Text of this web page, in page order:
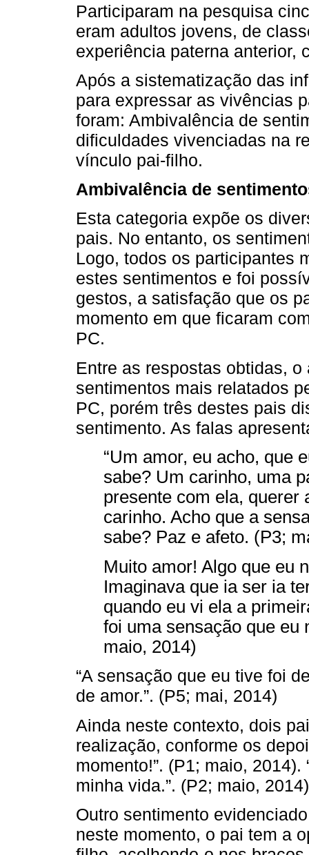
Participaram na pesquisa
eram adultos jovens, de
experiência paterna anterior,
Após a sistematização das
para expressar as vivências
foram: Ambivalência de
dificuldades vivenciadas na
vínculo pai-filho.
Ambivalência de
Esta categoria expõe os
pais. No entanto, os
Logo, todos os participantes
estes sentimentos e foi
gestos, a satisfação que os
momento em que ficaram
PC.
Entre as respostas obtidas,
sentimentos mais relatados
PC, porém três destes pais
sentimento. As falas
“Um amor, eu acho, que
sabe? Um carinho, uma
presente com ela, querer
carinho. Acho que a
sabe? Paz e afeto. (P3;
Muito amor! Algo que eu
Imaginava que ia ser ia
quando eu vi ela a
foi uma sensação que eu
maio, 2014)
“A sensação que eu tive foi
de amor.”. (P5; mai, 2014)
Ainda neste contexto, dois
realização, conforme os
momento!”. (P1; maio,
minha vida.”. (P2; maio,
Outro sentimento
neste momento, o pai tem a